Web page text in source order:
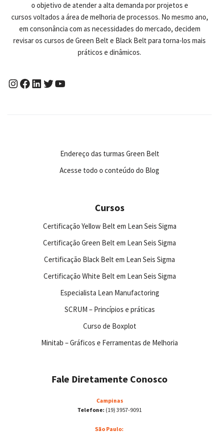
o objetivo de atender a alta demanda por projetos e
cursos voltados a área de melhoria de processos. No mesmo ano,
em consonância com as necessidades do mercado, decidem
revisar os cursos de Green Belt e Black Belt para torna-los mais
práticos e dinâmicos.
Endereço das turmas Green Belt
Acesse todo o conteúdo do Blog
Cursos
Certificação Yellow Belt em Lean Seis Sigma
Certificação Green Belt em Lean Seis Sigma
Certificação Black Belt em Lean Seis Sigma
Certificação White Belt em Lean Seis Sigma
Especialista Lean Manufactoring
SCRUM – Princípios e práticas
Curso de Boxplot
Minitab – Gráficos e Ferramentas de Melhoria
Fale Diretamente Conosco
Campinas
Telefone: (19) 3957-9091
São Paulo: